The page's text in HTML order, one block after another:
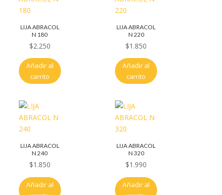
LIJA ABRACOL
N 180
$2.250
Añadir al
carrito
LIJA ABRACOL
N 220
$1.850
Añadir al
carrito
LIJA ABRACOL
N 240
$1.850
Añadir al
LIJA ABRACOL
N 320
$1.990
Añadir al